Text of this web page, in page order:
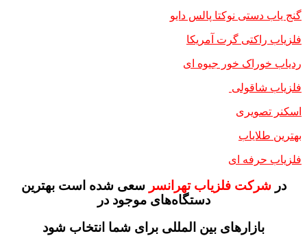
گنج یاب دستی نوکتا پالس دایو
فلزیاب راکتی گرت آمریکا
ردیاب خوراک خور جیوه ای
فلزیاب شاقولی
اسکنر تصویری
بهترین طلایاب
فلزیاب حرفه ای
درشرکت فلزیاب تهرانسرسعی شده است بهترین
دستگاه‌های موجود در
بازار‌های بین المللی برای شما انتخاب شود